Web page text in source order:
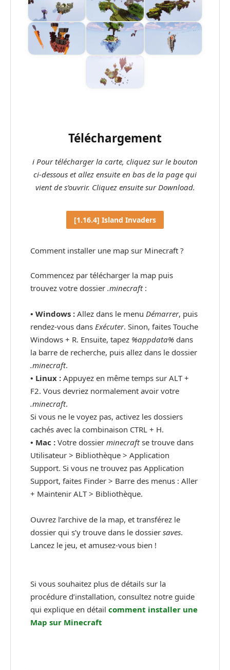
Téléchargement
ℹ Pour télécharger la carte, cliquez sur le bouton
ci-dessous et allez ensuite en bas de la page qui
vient de s’ouvrir. Cliquez ensuite sur Download.
[1.16.4] Island Invaders
Comment installer une map sur Minecraft ?
Commencez par télécharger la map puis
trouvez votre dossier .minecraft:
• Windows : Allez dans le menu Démarrer, puis
rendez-vous dans Exécuter. Sinon, faites Touche
Windows + R. Ensuite, tapez %appdata% dans
la barre de recherche, puis allez dans le dossier
.minecraft.
• Linux : Appuyez en même temps sur ALT +
F2. Vous devriez normalement avoir votre
.minecraft.
Si vous ne le voyez pas, activez les dossiers
cachés avec la combinaison CTRL + H.
• Mac : Votre dossier minecraftse trouve dans
Utilisateur > Bibliothèque > Application
Support. Si vous ne trouvez pas Application
Support, faites Finder > Barre des menus : Aller
+ Maintenir ALT > Bibliothèque.
Ouvrez l’archive de la map, et transférez le
dossier qui s’y trouve dans le dossier saves.
Lancez le jeu, et amusez-vous bien !
Si vous souhaitez plus de détails sur la
procédure d’installation, consultez notre guide
qui explique en détail comment installer une
Map sur Minecraft